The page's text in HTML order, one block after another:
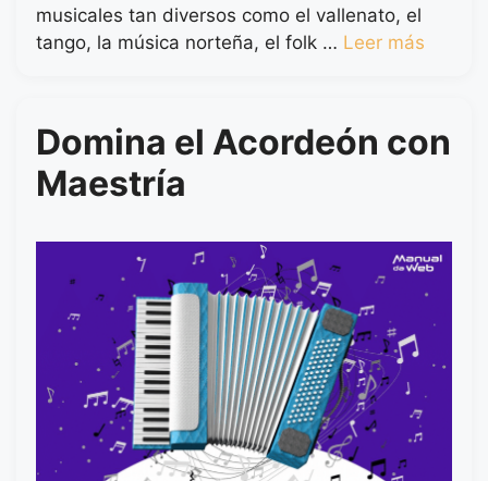
musicales tan diversos como el vallenato, el
tango, la música norteña, el folk … Leer más
Domina el Acordeón con
Maestría